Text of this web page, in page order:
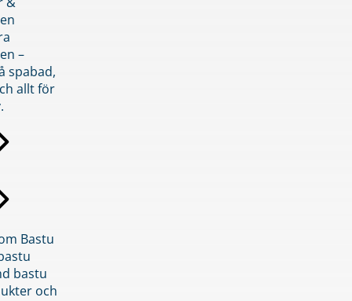
–
spabad,
allt för
Bastu
bastu
och